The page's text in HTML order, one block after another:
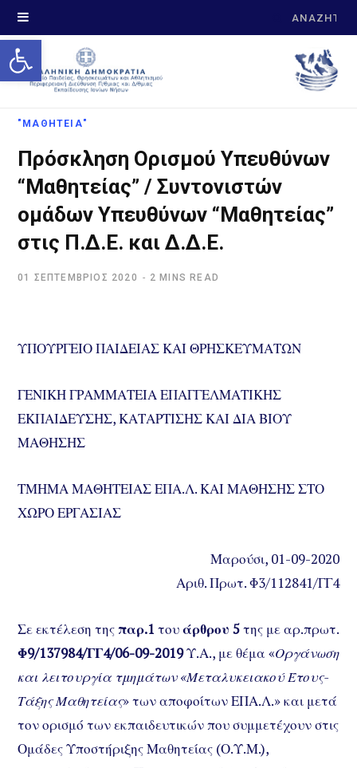
Open toolbar
Search
"ΜΑΘΗΤΕΙΑ"
Πρόσκληση Ορισμού Υπευθύνων
“Μαθητείας” / Συντονιστών
ομάδων Υπευθύνων “Μαθητείας”
στις Π.Δ.Ε. και Δ.Δ.Ε.
01 ΣΕΠΤΈΜΒΡΙΟΣ 2020 2 MINS READ
ΥΠΟΥΡΓΕΙΟ ΠΑΙΔΕΙΑΣ ΚΑΙ ΘΡΗΣΚΕΥΜΑΤΩΝ
ΓΕΝΙΚΗ ΓΡΑΜΜΑΤΕΙΑ ΕΠΑΓΓΕΛΜΑΤΙΚΗΣ
ΕΚΠΑΙΔΕΥΣΗΣ, ΚΑΤΑΡΤΙΣΗΣ ΚΑΙ ΔΙΑ ΒΙΟΥ
ΜΑΘΗΣΗΣ
ΤΜΗΜΑ ΜΑΘΗΤΕΙΑΣ ΕΠΑ.Λ. ΚΑΙ ΜΑΘΗΣΗΣ ΣΤΟ
ΧΩΡΟ ΕΡΓΑΣΙΑΣ
Μαρούσι, 01-09-2020
Αριθ. Πρωτ. Φ3/112841/ΓΓ4
Σε εκτέλεση τηςπαρ.1 τουάρθρου 5της με αρ.πρωτ.
Φ9/137984/ΓΓ4/06-09-2019Υ.Α., με θέμα «Οργάνωση
και λειτουργία τμημάτων «Μεταλυκειακού Έτους-
Τάξης Μαθητείας» των αποφοίτων ΕΠΑ.Λ.» και μετά
τον ορισμό των εκπαιδευτικών που συμμετέχουν στις
Ομάδες Υποστήριξης Μαθητείας (Ο.Υ.Μ.),